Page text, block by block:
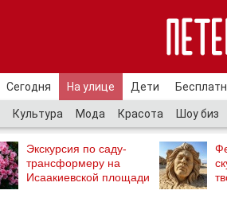
Сегодня На улице Дети
Культура Мода Красота Шоу биз
Экскурсия по саду-
трансформеру на
Исаакиевской площади